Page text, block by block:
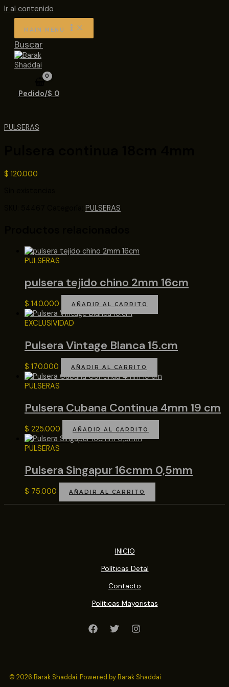
Ir al contenido
MAIN MENU
Buscar
Pedido/$ 0
PULSERAS
$ 120.000
PULSERAS
PULSERAS
pulsera tejido chino 2mm 16cm
$ 140.000 AÑADIR AL CARRITO
EXCLUSIVIDAD
Pulsera Vintage Blanca 15.cm
$ 170.000 AÑADIR AL CARRITO
PULSERAS
Pulsera Cubana Continua 4mm 19 cm
$ 225.000 AÑADIR AL CARRITO
PULSERAS
Pulsera Singapur 16cmm 0,5mm
$ 75.000 AÑADIR AL CARRITO
INICIO
Políticas Detal
Contacto
Políticas Mayoristas
© 2026 Barak Shaddai. Powered by Barak Shaddai